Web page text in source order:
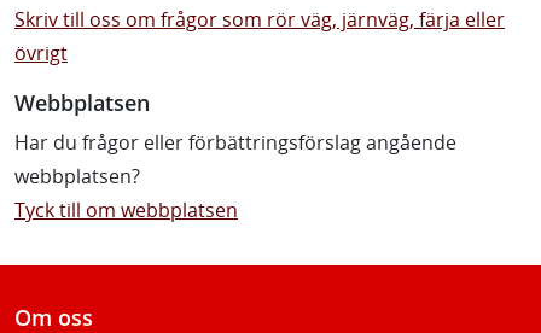
Skriv till oss om frågor som rör väg, järnväg, färja eller
övrigt
Webbplatsen
Har du frågor eller förbättringsförslag angående
webbplatsen?
Tyck till om webbplatsen
Om oss